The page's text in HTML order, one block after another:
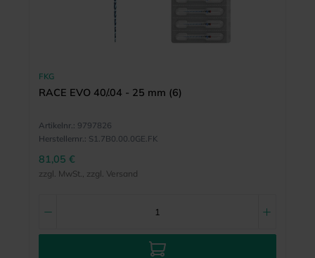
FKG
RACE EVO 40/.04 - 25 mm (6)
Artikelnr.: 9797826
Herstellernr.: S1.7B0.00.0GE.FK
81,05 €
zzgl. MwSt., zzgl. Versand